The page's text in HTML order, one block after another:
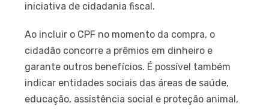
iniciativa de cidadania fiscal.
Ao incluir o CPF no momento da compra, o
cidadão concorre a prêmios em dinheiro e
garante outros benefícios. É possível também
indicar entidades sociais das áreas de saúde,
educação, assistência social e proteção animal,